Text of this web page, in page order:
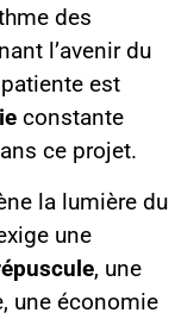
des
l’avenir du
patiente est
constante
ce projet.
la lumière du
une
, une
une économie